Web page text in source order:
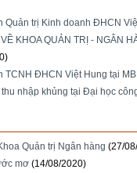
Quản trị Kinh doanh ĐHCN
KHOA QUẢN TRỊ - NGÂN
ĐHCN Việt Hung tại
nhập khủng tại Đại học
Quản trị Ngân hàng (27/
mơ (14/08/2020)